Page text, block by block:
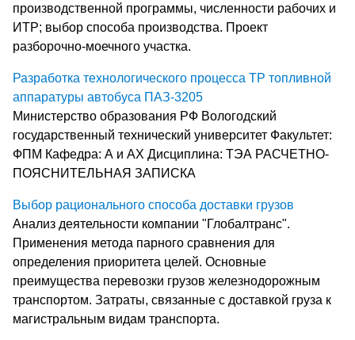
производственной программы, численности рабочих и
ИТР; выбор способа производства. Проект
разборочно-моечного участка.
Разработка технологического процесса ТР топливной
аппаратуры автобуса ПАЗ-3205
Министерство образования РФ Вологодский
государственный технический университет Факультет:
ФПМ Кафедра: А и АХ Дисциплина: ТЭА РАСЧЕТНО-
ПОЯСНИТЕЛЬНАЯ ЗАПИСКА
Выбор рационального способа доставки грузов
Анализ деятельности компании "Глобалтранс".
Применения метода парного сравнения для
определения приоритета целей. Основные
преимущества перевозки грузов железнодорожным
транспортом. Затраты, связанные с доставкой груза к
магистральным видам транспорта.